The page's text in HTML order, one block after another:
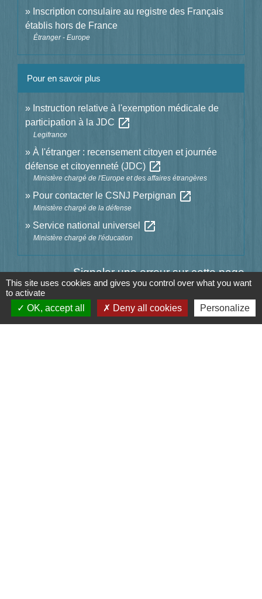
Inscription consulaire au registre des Français
établis hors de France
Étranger - Europe
Pour en savoir plus
Instruction relative à l'exemption médicale de
participation à la JDC open_in_new
Legifrance
À l'étranger : recensement citoyen et journée
défense et citoyenneté (JDC) open_in_new
Ministère chargé de l'Europe et des affaires étrangères
Pour contacter le CSNJ Perpignan open_in_new
Ministère chargé de la défense
Service national universel open_in_new
Ministère chargé de l'éducation
Signaler une erreur sur cette page
This site uses cookies and gives you control over what you want
to activate
OK, accept all
Deny all cookies Personalize